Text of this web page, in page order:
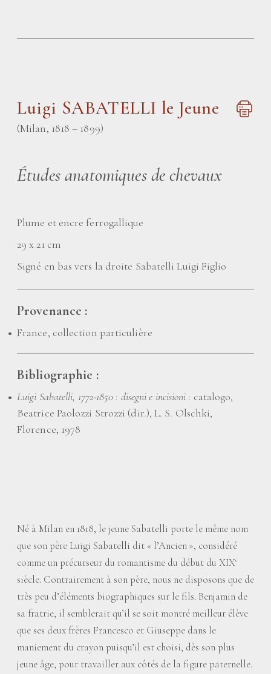
Luigi SABATELLI le Jeune
(Milan, 1818 – 1899)
Études anatomiques de chevaux
Plume et encre ferrogallique
29 x 21 cm
Signé en bas vers la droite Sabatelli Luigi Figlio
Provenance :
France, collection particulière
Bibliographie :
Luigi Sabatelli, 1772-1850 : disegni e incisioni : catalogo,
Beatrice Paolozzi Strozzi (dir.), L. S. Olschki,
Florence, 1978
Né à Milan en 1818, le jeune Sabatelli porte le même nom
que son père Luigi Sabatelli dit « l’Ancien», considéré
comme un précurseur du romantisme du début du XIXe
siècle. Contrairement à son père, nous ne disposons que de
très peu d’éléments biographiques sur le fils. Benjamin de
sa fratrie, il semblerait qu’il se soit montré meilleur élève
que ses deux frères Francesco et Giuseppe dans le
maniement du crayon puisqu’il est choisi, dès son plus
jeune âge, pour travailler aux côtés de la figure paternelle.